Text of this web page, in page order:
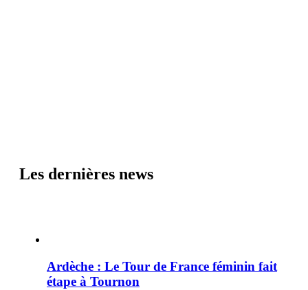
Les dernières news
Ardèche : Le Tour de France féminin fait
étape à Tournon